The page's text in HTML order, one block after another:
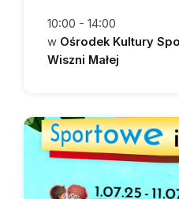
10:00 - 14:00
w Ośrodek Kultury
Wiszni Małej